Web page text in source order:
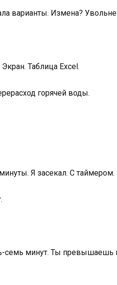
варианты. Измена?
Таблица Excel.
горячей воды.
Я засекал. С таймером.
семь минут. Ты превышаешь